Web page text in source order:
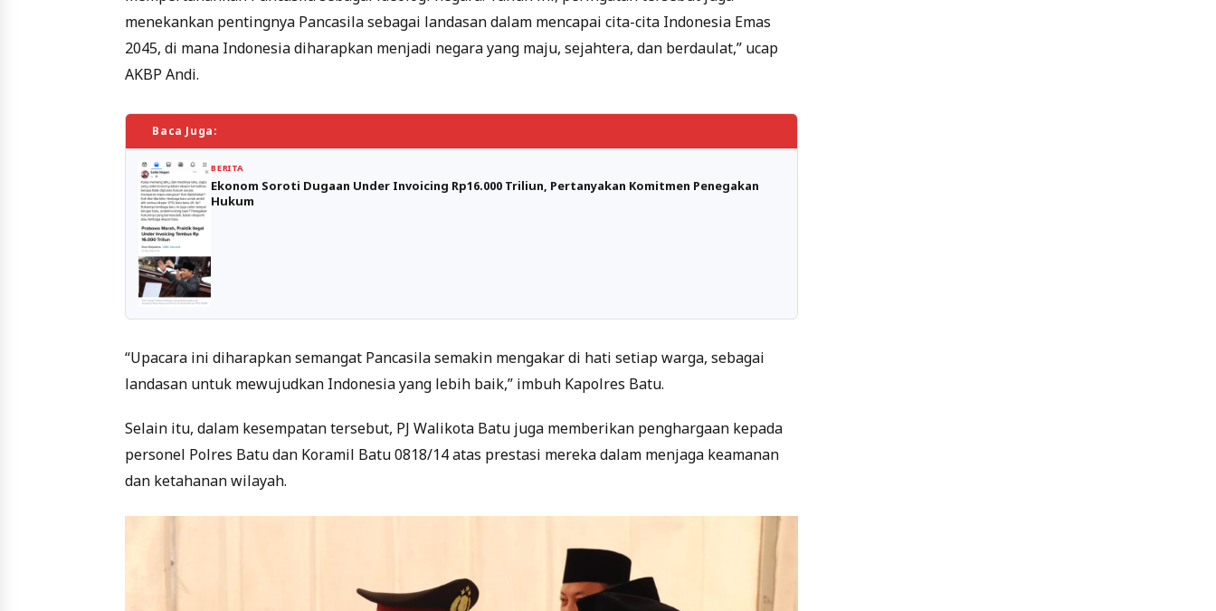
menekankan pentingnya Pancasila sebagai landasan dalam mencapai cita-cita Indonesia Emas
2045, di mana Indonesia diharapkan menjadi negara yang maju, sejahtera, dan berdaulat,” ucap
AKBP Andi.
Baca Juga:
BERITA
Ekonom Soroti Dugaan Under Invoicing Rp16.000 Triliun, Pertanyakan Komitmen Penegakan
Hukum
“Upacara ini diharapkan semangat Pancasila semakin mengakar di hati setiap warga, sebagai
landasan untuk mewujudkan Indonesia yang lebih baik,” imbuh Kapolres Batu.
Selain itu, dalam kesempatan tersebut, PJ Walikota Batu juga memberikan penghargaan kepada
personel Polres Batu dan Koramil Batu 0818/14 atas prestasi mereka dalam menjaga keamanan
dan ketahanan wilayah.